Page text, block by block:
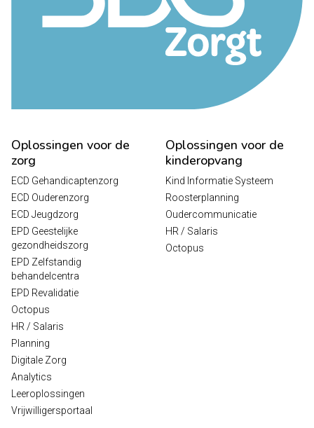
Oplossingen voor de
zorg
ECD Gehandicaptenzorg
ECD Ouderenzorg
ECD Jeugdzorg
EPD Geestelijke
gezondheidszorg
EPD Zelfstandig
behandelcentra
EPD Revalidatie
Octopus
HR / Salaris
Planning
Digitale Zorg
Analytics
Leeroplossingen
Vrijwilligersportaal
Oplossingen voor de
kinderopvang
Kind Informatie Systeem
Roosterplanning
Oudercommunicatie
HR / Salaris
Octopus